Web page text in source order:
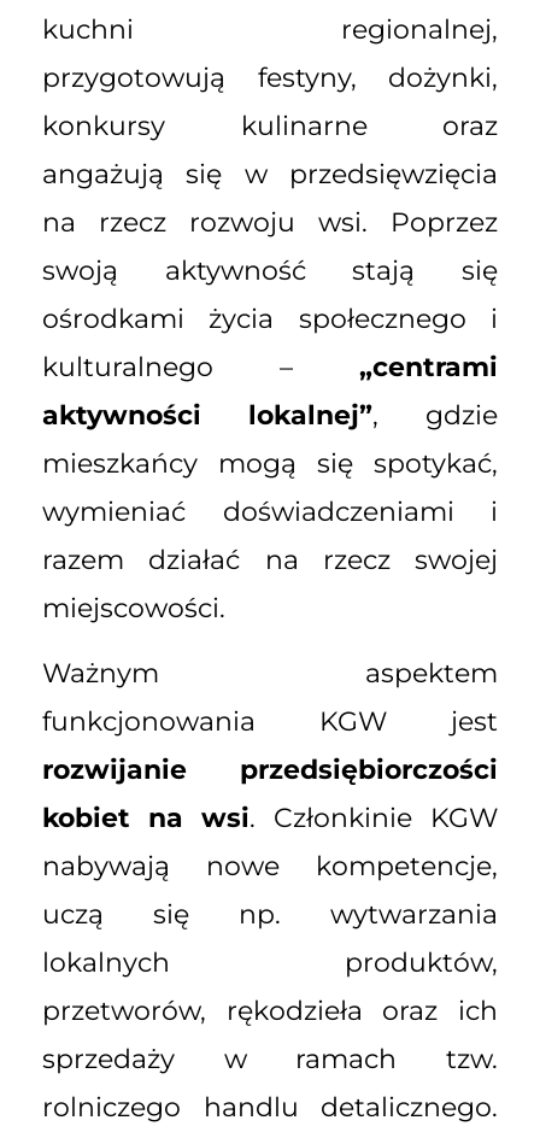
kuchni regionalnej,
przygotowują festyny, dożynki,
konkursy kulinarne oraz
angażują się w przedsięwzięcia
na rzecz rozwoju wsi. Poprzez
swoją aktywność stają się
ośrodkami życia społecznego i
kulturalnego – „centrami
aktywności lokalnej”, gdzie
mieszkańcy mogą się spotykać,
wymieniać doświadczeniami i
razem działać na rzecz swojej
miejscowości.
Ważnym aspektem
funkcjonowania KGW jest
rozwijanie przedsiębiorczości
kobiet na wsi. Członkinie KGW
nabywają nowe kompetencje,
uczą się np. wytwarzania
lokalnych produktów,
przetworów, rękodzieła oraz ich
sprzedaży w ramach tzw.
rolniczego handlu detalicznego.